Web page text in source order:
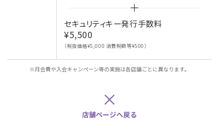
セキュリティキー発行手数料
¥5,500
（税抜価格¥5,000 消費税額等¥500）
※月会費や入会キャンペーン等の実施は各店舗ごとに異なります。
×
店舗ページへ戻る